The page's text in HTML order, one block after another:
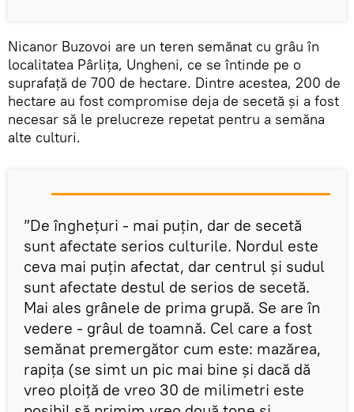
Nicanor Buzovoi are un teren semănat cu grâu în
localitatea Pârlița, Ungheni, ce se întinde pe o
suprafață de 700 de hectare. Dintre acestea, 200 de
hectare au fost compromise deja de secetă și a fost
necesar să le prelucreze repetat pentru a semăna
alte culturi.
”De înghețuri - mai puțin, dar de secetă
sunt afectate serios culturile. Nordul este
ceva mai puțin afectat, dar centrul și sudul
sunt afectate destul de serios de secetă.
Mai ales grânele de prima grupă. Se are în
vedere - grâul de toamnă. Cel care a fost
semănat premergător cum este: mazărea,
rapița (se simt un pic mai bine și dacă dă
vreo ploiță de vreo 30 de milimetri este